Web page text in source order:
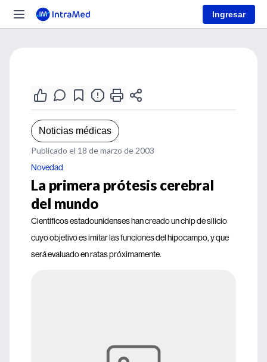
Ingresar
Noticias médicas
Publicado el 18 de marzo de 2003
Novedad
La primera prótesis cerebral
del mundo
Científicos estadounidenses han creado un chip de silicio
cuyo objetivo es imitar las funciones del hipocampo, y que
será evaluado en ratas próximamente.